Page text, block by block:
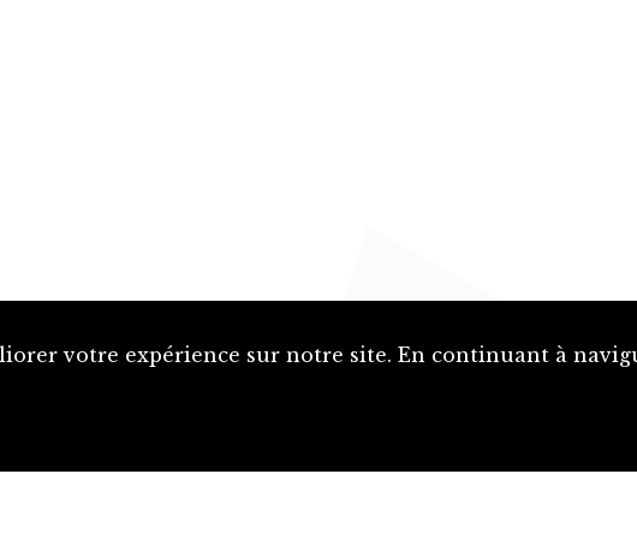
votre expérience sur notre site. En continuant à